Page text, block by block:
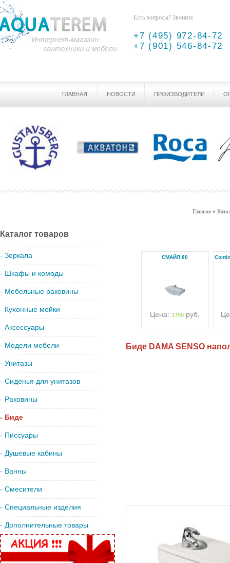
Есть вопросы? Звоните
+7 (495) 972-84-72
+7 (901) 546-84-72
ГЛАВНАЯ НОВОСТИ ПРОИЗВОДИТЕЛИ
Главная »
Каталог товаров
- Зеркала
- Шкафы и комоды
- Мебельные раковины
- Кухонные мойки
- Аксессуары
- Модели мебели
- Унитазы
- Сиденья для унитазов
- Раковины
- Биде
- Писсуары
- Душевые кабины
- Ванны
- Смесители
- Специальные изделия
- Дополнительные товары
СМАЙЛ 80
Цена: 3390 руб.
Биде DAMA SENSO